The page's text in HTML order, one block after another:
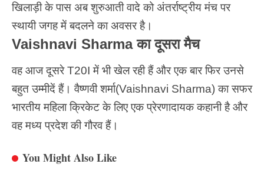
खिलाड़ी के पास अब शुरुआती वादे को अंतर्राष्ट्रीय मंच पर
स्थायी जगह में बदलने का अवसर है।
Vaishnavi Sharma का दूसरा मैच
वह आज दूसरे T20I में भी खेल रही हैं और एक बार फिर उनसे
बहुत उम्मीदें हैं।वैष्णवी शर्मा(Vaishnavi Sharma) का सफर
भारतीय महिला क्रिकेट के लिए एक प्रेरणादायक कहानी है और
वह मध्य प्रदेश की गौरव हैं।
You Might Also Like